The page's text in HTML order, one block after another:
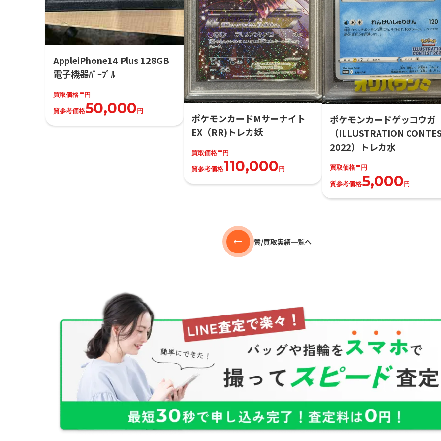
AppleiPhone14 Plus 128GB
電子機器ﾊﾟｰﾌﾟﾙ
買取価格-円
質参考価格50,000円
ポケモンカードMサーナイト
EX（RR)トレカ妖
買取価格-円
質参考価格110,000円
ポケモンカードゲッコウガ
（ILLUSTRATION
2022）トレカ水
買取価格-円
質参考価格5,000円
質/買取実績一覧へ